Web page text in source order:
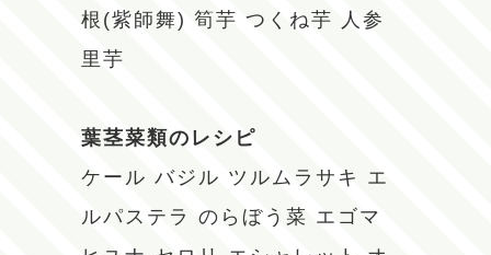
根(紫師舞) 筍芋 つくね芋
人参
里芋
葉茎菜類のレシピ
ケール バジル ツルムラサキ エ
ルパステラ のらぼう菜 エゴマ